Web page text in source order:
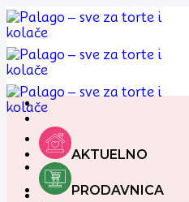
Preskoči
na
sadržaj
AKTUELNO
PRODAVNICA